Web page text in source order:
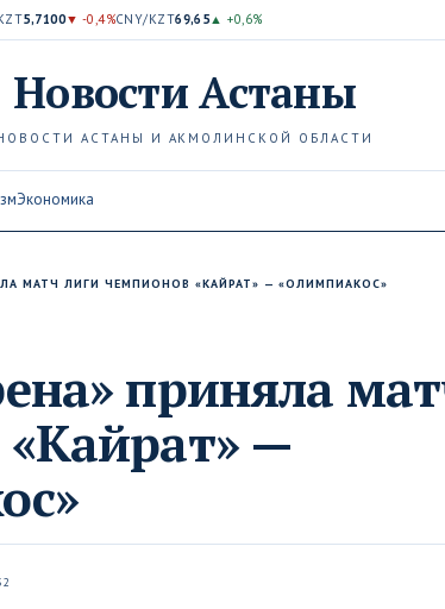
5,7100▼ -0,4%CNY/KZT69,65▲ +0,6%
НовостиАстаны
АСТАНЫ И АКМОЛИНСКОЙ ОБЛАСТИ
Экономика
МАТЧ ЛИГИ ЧЕМПИОНОВ «КАЙРАТ» — «ОЛИМПИАКОС»
приняла
—